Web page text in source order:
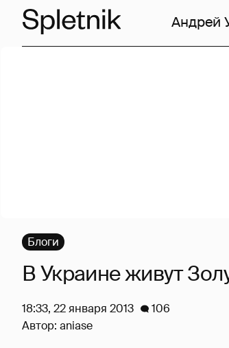
Андрей
Блоги
В Украине живут
18:33, 22 января 2013
106
Автор: aniase